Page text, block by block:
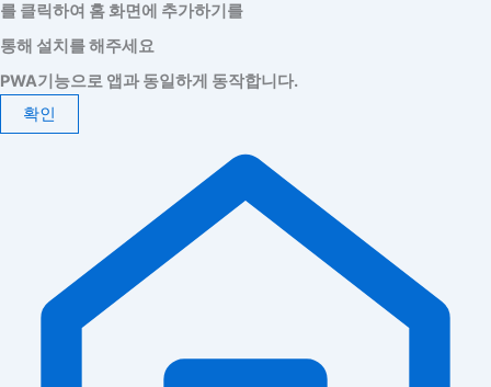
를 클릭하여 홈 화면에 추가하기를
통해 설치를 해주세요
PWA기능으로 앱과 동일하게 동작합니다.
확인